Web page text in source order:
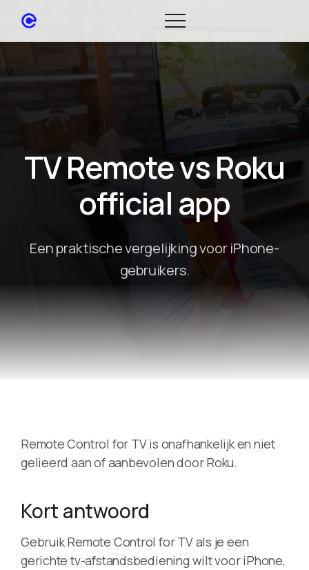
TV Remote vs Roku
official app
Een praktische vergelijking voor iPhone-
gebruikers.
Remote Control for TV is onafhankelijk en niet
gelieerd aan of aanbevolen door Roku.
Kort antwoord
Gebruik Remote Control for TV als je een
gerichte tv-afstandsbediening wilt voor iPhone,